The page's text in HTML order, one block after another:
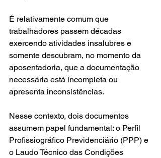
É relativamente comum que
trabalhadores passem décadas
exercendo atividades insalubres e
somente descubram, no momento da
aposentadoria, que a documentação
necessária está incompleta ou
apresenta inconsistências.
Nesse contexto, dois documentos
assumem papel fundamental: o Perfil
Profissiográfico Previdenciário (PPP) e
o Laudo Técnico das Condições